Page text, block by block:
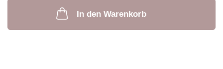
In den Warenkorb